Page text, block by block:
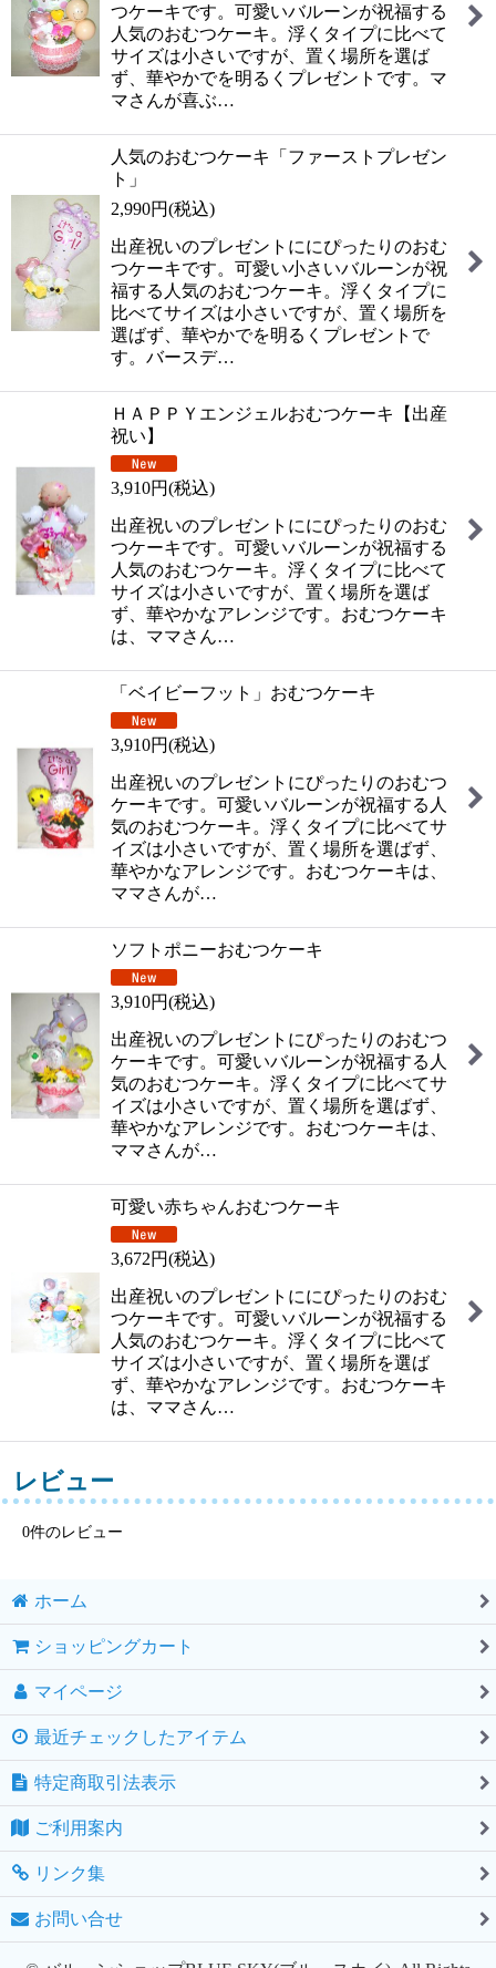
つケーキです。可愛いバルーンが祝福する
人気のおむつケーキ。浮くタイプに比べて
サイズは小さいですが、置く場所を選ば
ず、華やかでを明るくプレゼントです。マ
マさんが喜ぶ…
人気のおむつケーキ「ファーストプレゼン
ト」
2,990円(税込)
出産祝いのプレゼントににぴったりのおむ
つケーキです。可愛い小さいバルーンが祝
福する人気のおむつケーキ。浮くタイプに
比べてサイズは小さいですが、置く場所を
選ばず、華やかでを明るくプレゼントで
す。バースデ…
ＨＡＰＰＹエンジェルおむつケーキ【出産
祝い】
3,910円(税込)
出産祝いのプレゼントににぴったりのおむ
つケーキです。可愛いバルーンが祝福する
人気のおむつケーキ。浮くタイプに比べて
サイズは小さいですが、置く場所を選ば
ず、華やかなアレンジです。おむつケーキ
は、ママさん…
「ベイビーフット」おむつケーキ
3,910円(税込)
出産祝いのプレゼントにぴったりのおむつ
ケーキです。可愛いバルーンが祝福する人
気のおむつケーキ。浮くタイプに比べてサ
イズは小さいですが、置く場所を選ばず、
華やかなアレンジです。おむつケーキは、
ママさんが…
ソフトポニーおむつケーキ
3,910円(税込)
出産祝いのプレゼントにぴったりのおむつ
ケーキです。可愛いバルーンが祝福する人
気のおむつケーキ。浮くタイプに比べてサ
イズは小さいですが、置く場所を選ばず、
華やかなアレンジです。おむつケーキは、
ママさんが…
可愛い赤ちゃんおむつケーキ
3,672円(税込)
出産祝いのプレゼントににぴったりのおむ
つケーキです。可愛いバルーンが祝福する
人気のおむつケーキ。浮くタイプに比べて
サイズは小さいですが、置く場所を選ば
ず、華やかなアレンジです。おむつケーキ
は、ママさん…
レビュー
0件のレビュー
ホーム
ショッピングカート
マイページ
最近チェックしたアイテム
特定商取引法表示
ご利用案内
リンク集
お問い合せ